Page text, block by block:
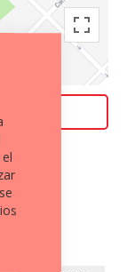
DE PAGO